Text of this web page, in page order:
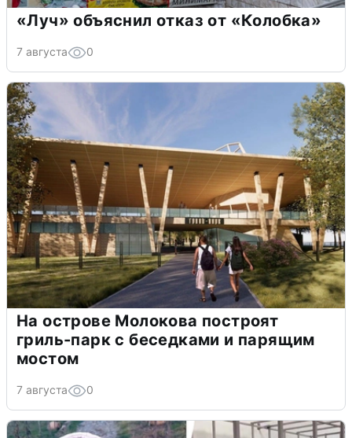
«Луч» объяснил отказ от «Колобка»
7 августа 0
На острове Молокова построят
гриль-парк с беседками и парящим
мостом
7 августа 0